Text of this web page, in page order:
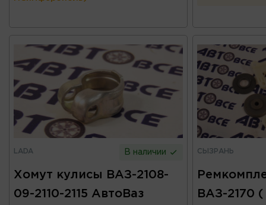
LADA В наличии
Хомут кулисы ВАЗ-2108-
09-2110-2115 АвтоВаз
СЫЗРАНЬ
ВАЗ-2170